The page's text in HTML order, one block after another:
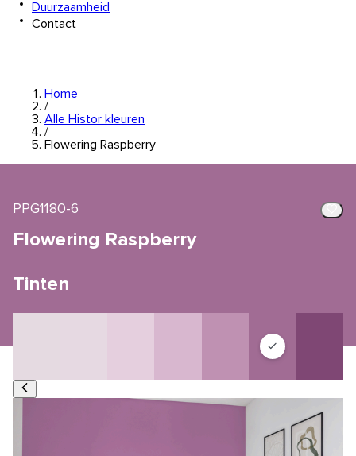
Duurzaamheid
Contact
Home
/
Alle Histor kleuren
/
Flowering Raspberry
PPG1180-6
Flowering Raspberry
Tinten